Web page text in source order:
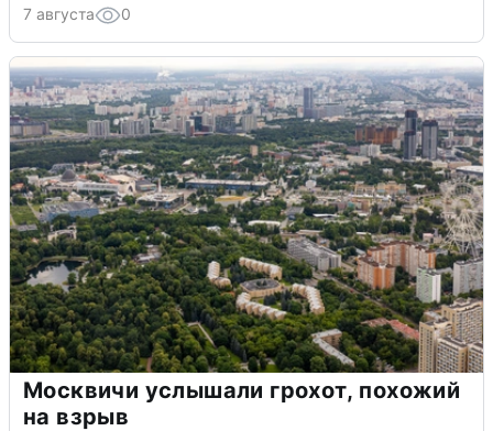
7 августа 0
Москвичи услышали грохот, похожий
на взрыв